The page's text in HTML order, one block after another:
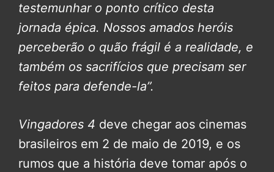
testemunhar o ponto crítico desta
jornada épica. Nossos amados heróis
perceberão o quão frágil é a realidade, e
também os sacrifícios que precisam ser
feitos para defende-la”.
Vingadores 4 deve chegar aos cinemas
brasileiros em 2 de maio de 2019, e os
rumos que a história deve tomar após o